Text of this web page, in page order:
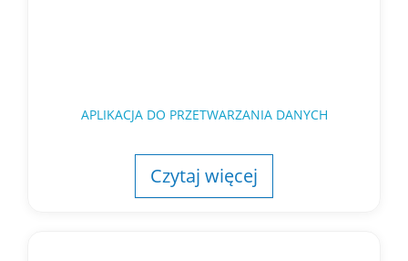
APLIKACJA DO PRZETWARZANIA DANYCH
Czytaj więcej